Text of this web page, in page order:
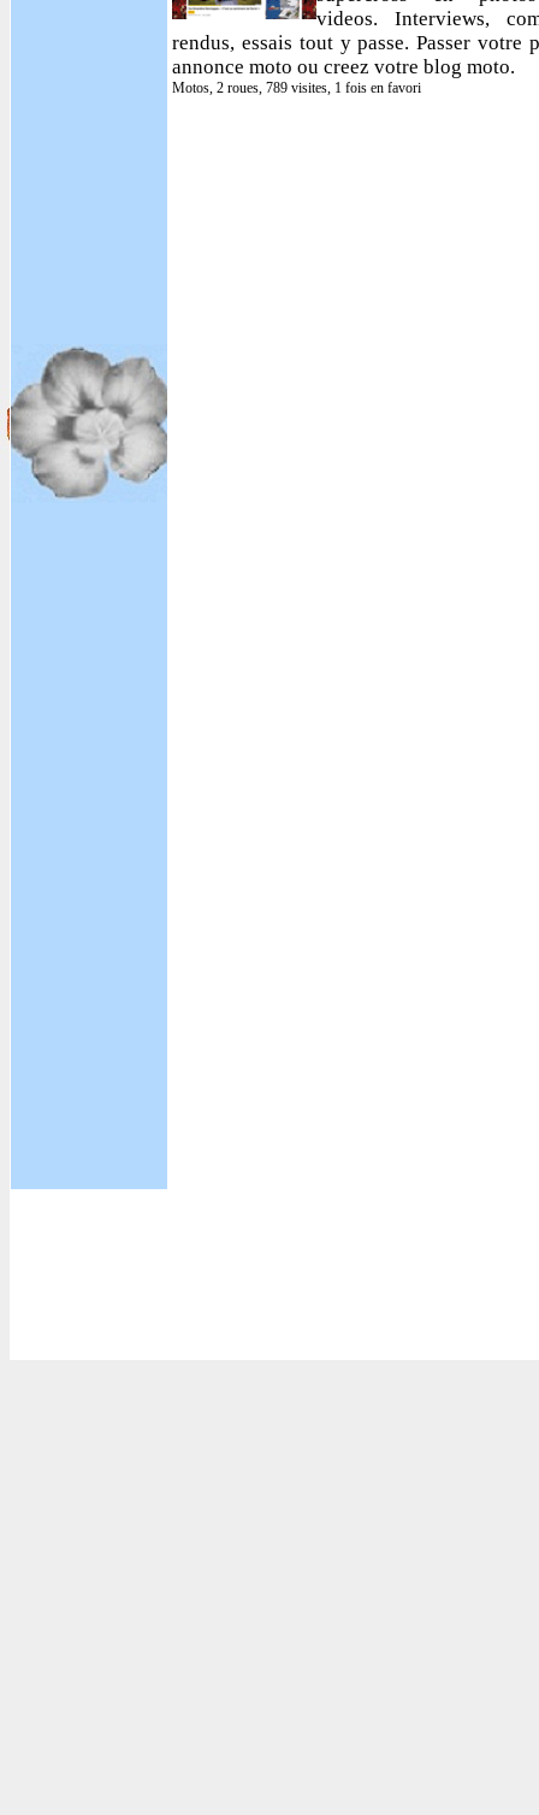
videos. Interviews,
rendus, essais tout y passe. Passer votre
annonce moto ou creez votre blog moto.
Motos, 2 roues, 789 visites, 1 fois en favori